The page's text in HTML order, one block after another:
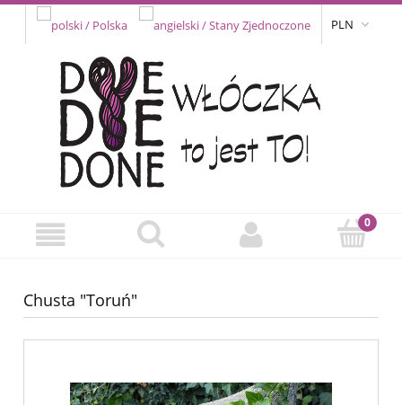
PLN
Chusta "Toruń"